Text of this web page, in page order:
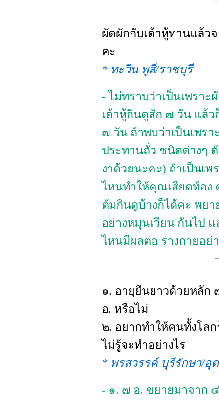
ผัดผักกับเต้าหู้ทานแล้ว
คะ
* ทะวิน พูสี/ราชบุรี
- ไม่ทราบว่าเป็นเพรา
เต้าหู้กินดูสัก ๗ วัน แล้ว
๗ วัน ถ้าพบว่าเป็นเพร
ประทานถั่ว ชนิดต่างๆ
งาด้วยนะคะ) ถ้าเป็นเ
ไหนทำให้คุณเสียดท้อง
ต้มกินดูบ้างก็ได้ค่ะ พย
อย่างหมุนเวียน กันไป
ไหนมีผลต่อ ร่างกายอย่
๑. อายุยืนยาวด้วยหลัก
อ. หรือไม่
๒. อยากทำให้คนทั้งโล
ไม่รู้จะทำอย่างไร
* พรสวรรค์ บุรีรักษา/อุ
- ๑. ๗ อ. ขยายมาจาก